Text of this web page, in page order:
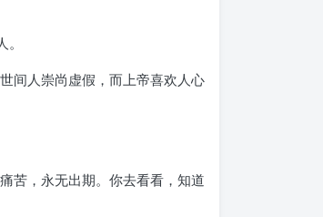
间人崇尚虚假，而上帝喜欢人心
苦，永无出期。你去看看，知道